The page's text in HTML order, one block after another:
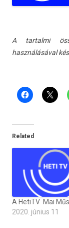
A tar­talmi
használásáv­al
Related
A HetiTV Mai
2020. június 11